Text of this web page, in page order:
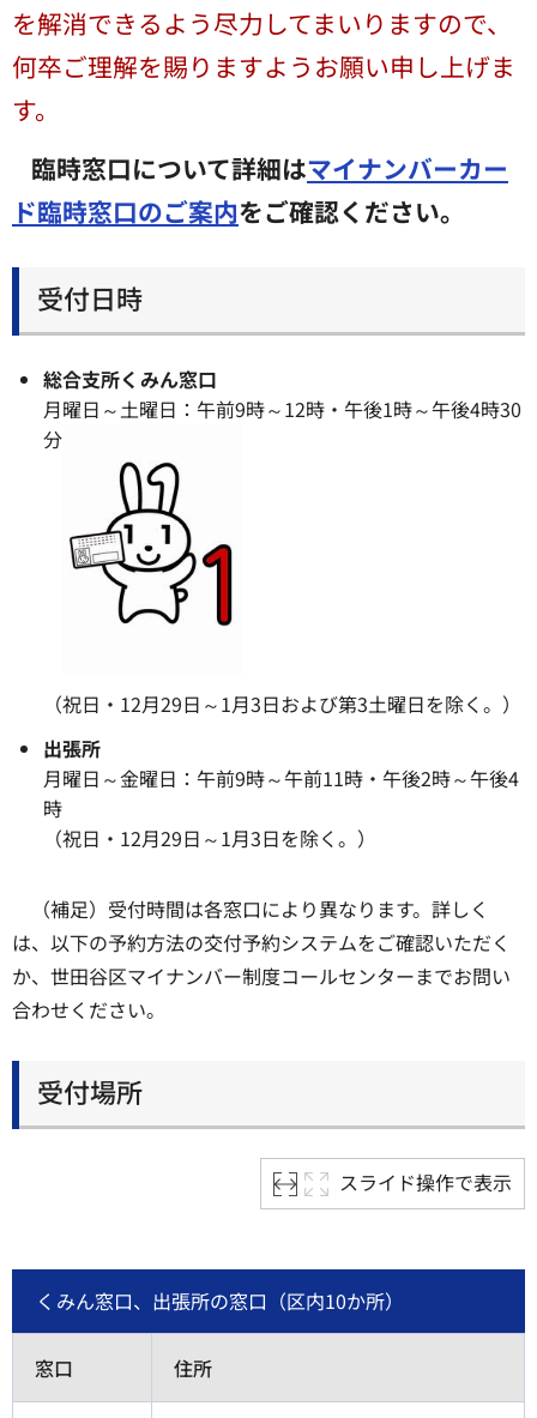
を解消できるよう尽力してまいりますので、
何卒ご理解を賜りますようお願い申し上げま
す。
臨時窓口について詳細はマイナンバーカー
ド臨時窓口のご案内をご確認ください。
受付日時
総合支所くみん窓口
月曜日～土曜日：午前9時～12時・午後1時～午後4時30
分
（祝日・12月29日～1月3日および第3土曜日を除く。）
出張所
月曜日～金曜日：午前9時～午前11時・午後2時～午後4
時
（祝日・12月29日～1月3日を除く。）
（補足）受付時間は各窓口により異なります。詳しく
は、以下の予約方法の交付予約システムをご確認いただく
か、世田谷区マイナンバー制度コールセンターまでお問い
合わせください。
受付場所
スライド操作で表示
くみん窓口、出張所の窓口（区内10か所）
窓口 住所